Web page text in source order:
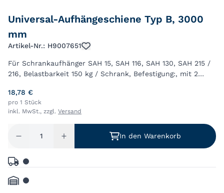
Universal-Aufhängeschiene Typ B, 3000
mm
Artikel-Nr.: H9007651
Für Schrankaufhänger SAH 15, SAH 116, SAH 130, SAH 215 /
216, Belastbarkeit 150 kg / Schrank, Befestigung:, mit 2
Schrankaufhängers, ab einer Korpusb...
18,78 €
pro 1 Stück
inkl. MwSt., zzgl. Versand
In den Warenkorb